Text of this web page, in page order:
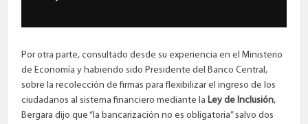
Por otra parte, consultado desde su experiencia en el Ministerio
de Economía y habiendo sido Presidente del Banco Central,
sobre la recolección de firmas para flexibilizar el ingreso de los
ciudadanos al sistema financiero mediante laLey de Inclusión,
Bergara dijo que “la bancarización no es obligatoria” salvo dos